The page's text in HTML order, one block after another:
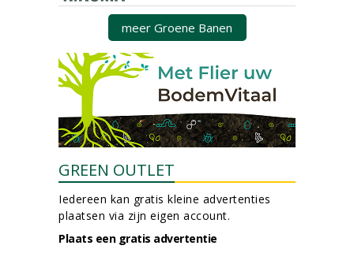
meer Groene Banen
GREEN OUTLET
Iedereen kan gratis kleine advertenties
plaatsen via zijn eigen account.
Plaats een gratis advertentie